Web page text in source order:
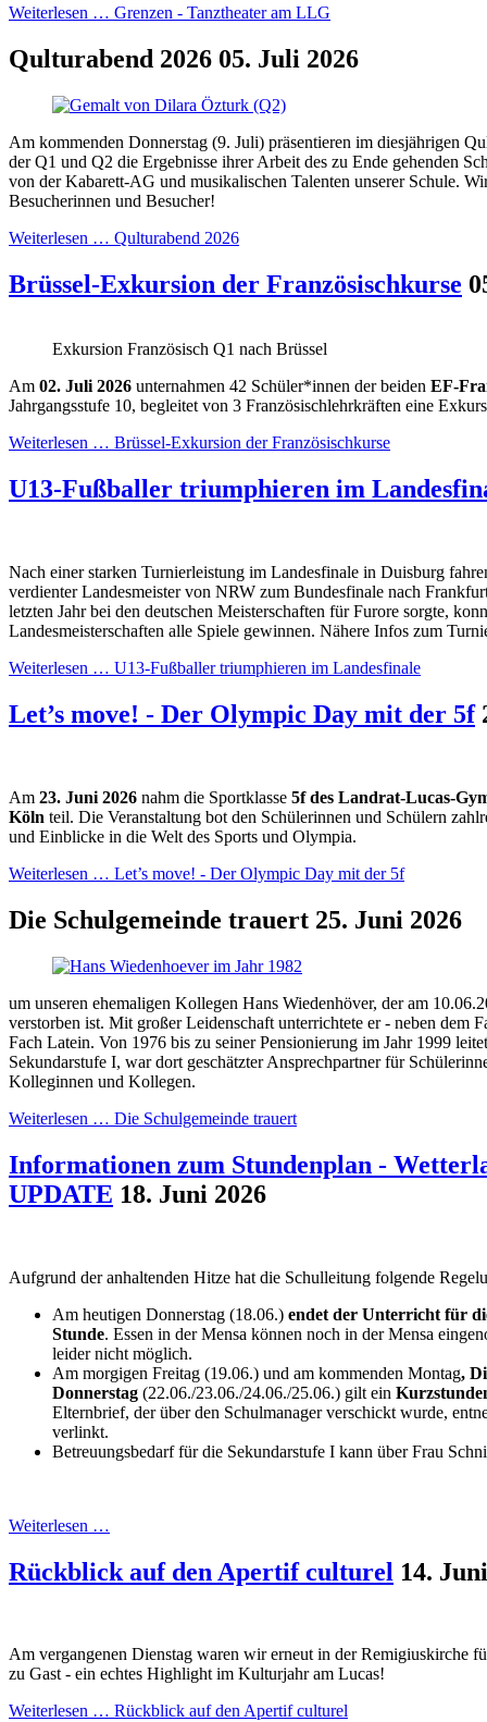
Weiterlesen … Grenzen - Tanztheater am LLG
Qulturabend 2026 05. Juli 2026
Am kommenden Donnerstag (9. Juli) präsentieren im diesjährigen
der Q1 und Q2 die Ergebnisse ihrer Arbeit des zu Ende gehenden
von der Kabarett-AG und musikalischen Talenten unserer Schule.
Besucherinnen und Besucher!
Weiterlesen … Qulturabend 2026
Brüssel-Exkursion der Französischkurse
Exkursion Französisch Q1 nach Brüssel
Am 02. Juli 2026 unternahmen 42 Schüler*innen der beiden EF-
Jahrgangsstufe 10, begleitet von 3 Französischlehrkräften eine
Weiterlesen … Brüssel-Exkursion der Französischkurse
U13-Fußballer triumphieren im
Nach einer starken Turnierleistung im Landesfinale in Duisburg
verdienter Landesmeister von NRW zum Bundesfinale nach
letzten Jahr bei den deutschen Meisterschaften für Furore sorgte,
Landesmeisterschaften alle Spiele gewinnen. Nähere Infos zum
Weiterlesen … U13-Fußballer triumphieren im Landesfinale
Let’s move! - Der Olympic Day mit der 5f
Am 23. Juni 2026 nahm die Sportklasse 5f des Landrat-Lucas-
Köln teil. Die Veranstaltung bot den Schülerinnen und Schülern
und Einblicke in die Welt des Sports und Olympia.
Weiterlesen … Let’s move! - Der Olympic Day mit der 5f
Die Schulgemeinde trauert 25. Juni 2026
um unseren ehemaligen Kollegen Hans Wiedenhöver, der am
verstorben ist. Mit großer Leidenschaft unterrichtete er - neben dem
Fach Latein. Von 1976 bis zu seiner Pensionierung im Jahr 1999
Sekundarstufe I, war dort geschätzter Ansprechpartner für
Kolleginnen und Kollegen.
Weiterlesen … Die Schulgemeinde trauert
Informationen zum Stundenplan -
UPDATE 18. Juni 2026
Aufgrund der anhaltenden Hitze hat die Schulleitung folgende
Am heutigen Donnerstag (18.06.) endet der Unterricht für
Stunde. Essen in der Mensa können noch in der Mensa
leider nicht möglich.
Am morgigen Freitag (19.06.) und am kommenden Montag,
Donnerstag (22.06./23.06./24.06./25.06.) gilt ein
Elternbrief, der über den Schulmanager verschickt wurde,
verlinkt.
Betreuungsbedarf für die Sekundarstufe I kann über Frau
Weiterlesen …
Rückblick auf den Apertif culturel 14.
Am vergangenen Dienstag waren wir erneut in der Remigiuskirche
zu Gast - ein echtes Highlight im Kulturjahr am Lucas!
Weiterlesen … Rückblick auf den Apertif culturel